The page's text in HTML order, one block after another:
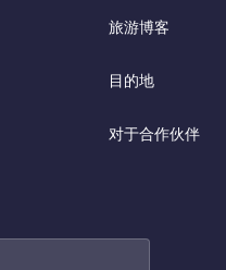
旅游博客
目的地
对于合作伙伴